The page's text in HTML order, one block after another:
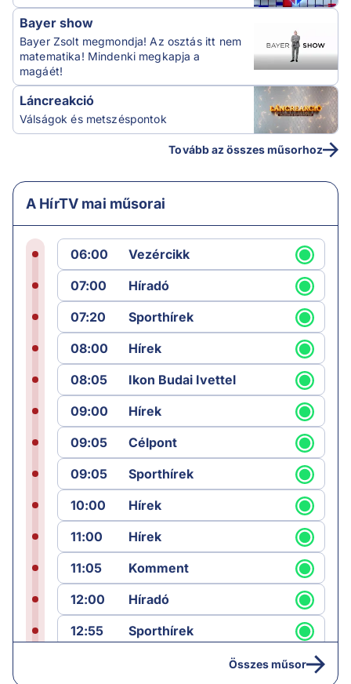
Bayer show
Bayer Zsolt megmondja! Az osztás itt nem
matematika! Mindenki megkapja a
magáét!
Láncreakció
Válságok és metszéspontok
Tovább az összes műsorhoz
A HírTV mai műsorai
06:00
Vezércikk
07:00
Híradó
07:20
Sporthírek
08:00
Hírek
08:05
Ikon Budai Ivettel
09:00
Hírek
09:05
Célpont
09:05
Sporthírek
10:00
Hírek
11:00
Hírek
11:05
Komment
12:00
Híradó
12:55
Sporthírek
Összes műsor